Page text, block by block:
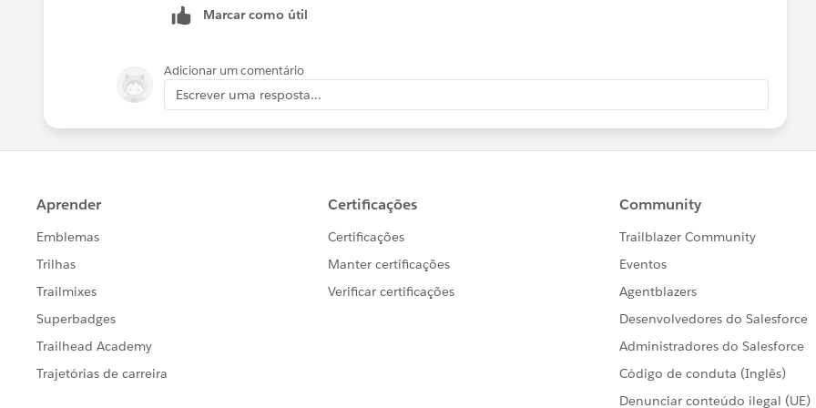
Marcar como útil
Adicionar um comentário
Escrever uma resposta...